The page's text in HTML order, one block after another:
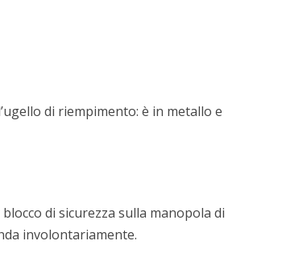
di riempimento: è in metallo e
di sicurezza sulla manopola di
involontariamente.